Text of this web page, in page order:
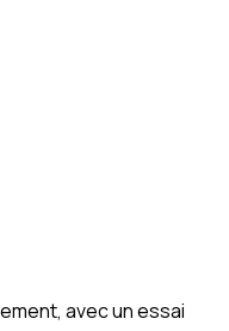
avec un essai